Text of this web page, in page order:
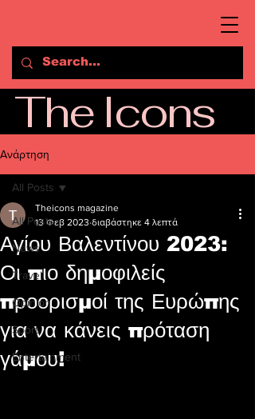
The Icons
Ανάρτηση
All Posts
News
Travel
Opinion
Sport
Entertainment
All Posts
Αγίου Βαλεντίνου 2023:
Οι πιο δημοφιλείς
προορισμοί της Ευρώπης
για να κάνεις πρόταση
γάμου!
Theicons magazine
13 Φεβ 2023 διαβάστηκε 4 λεπτά